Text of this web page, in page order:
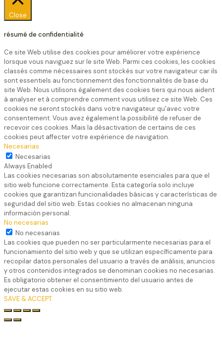
Close
résumé de confidentialité
Ce site Web utilise des cookies pour améliorer votre expérience
lorsque vous naviguez sur le site Web. Parmi ces cookies, les cookies
classés comme nécessaires sont stockés sur votre navigateur car ils
sont essentiels au fonctionnement des fonctionnalités de base du
site Web. Nous utilisons également des cookies tiers qui nous aident
à analyser et à comprendre comment vous utilisez ce site Web. Ces
cookies ne seront stockés dans votre navigateur qu'avec votre
consentement. Vous avez également la possibilité de refuser de
recevoir ces cookies. Mais la désactivation de certains de ces
cookies peut affecter votre expérience de navigation.
Necesarias
Necesarias
Always Enabled
Las cookies necesarias son absolutamente esenciales para que el
sitio web funcione correctamente. Esta categoría solo incluye
cookies que garantizan funcionalidades básicas y características de
seguridad del sitio web. Estas cookies no almacenan ninguna
información personal.
No necesarias
No necesarias
Las cookies que pueden no ser particularmente necesarias para el
funcionamiento del sitio web y que se utilizan específicamente para
recopilar datos personales del usuario a través de análisis, anuncios
y otros contenidos integrados se denominan cookies no necesarias.
Es obligatorio obtener el consentimiento del usuario antes de
ejecutar estas cookies en su sitio web.
SAVE & ACCEPT